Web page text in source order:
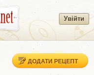
Увійти
ДОДАТИ РЕЦЕПТ